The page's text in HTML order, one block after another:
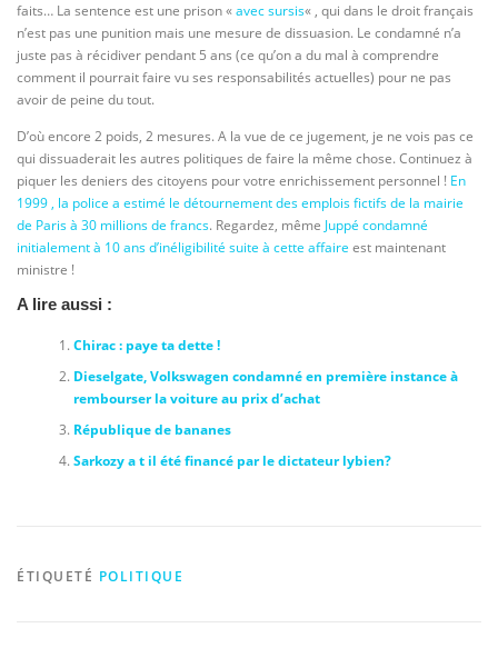
faits… La sentence est une prison «avec sursis« , qui dans le droit français
n’est pas une punition mais une mesure de dissuasion. Le condamné n’a
juste pas à récidiver pendant 5 ans (ce qu’on a du mal à comprendre
comment il pourrait faire vu ses responsabilités actuelles) pour ne pas
avoir de peine du tout.
D’où encore 2 poids, 2 mesures. A la vue de ce jugement, je ne vois pas ce
qui dissuaderait les autres politiques de faire la même chose. Continuez à
piquer les deniers des citoyens pour votre enrichissement personnel ! En
1999 , la police a estimé le détournement des emplois fictifs de la mairie
de Paris à 30 millions de francs. Regardez, même Juppé condamné
initialement à 10 ans d’inéligibilité suite à cette affaire est maintenant
ministre !
A lire aussi :
Chirac : paye ta dette !
Dieselgate, Volkswagen condamné en première instance à
rembourser la voiture au prix d’achat
République de bananes
Sarkozy a t il été financé par le dictateur lybien?
ÉTIQUETÉ POLITIQUE